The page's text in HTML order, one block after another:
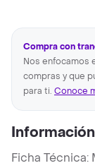
Compra con
Nos enfocamos
compras y que
para ti. Conoce
Ficha